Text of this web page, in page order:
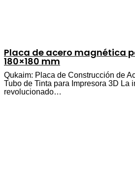
Placa de acero magnética
180×180 mm
Qukaim: Placa de Construcción de
Tubo de Tinta para Impresora 3D La
revolucionado…